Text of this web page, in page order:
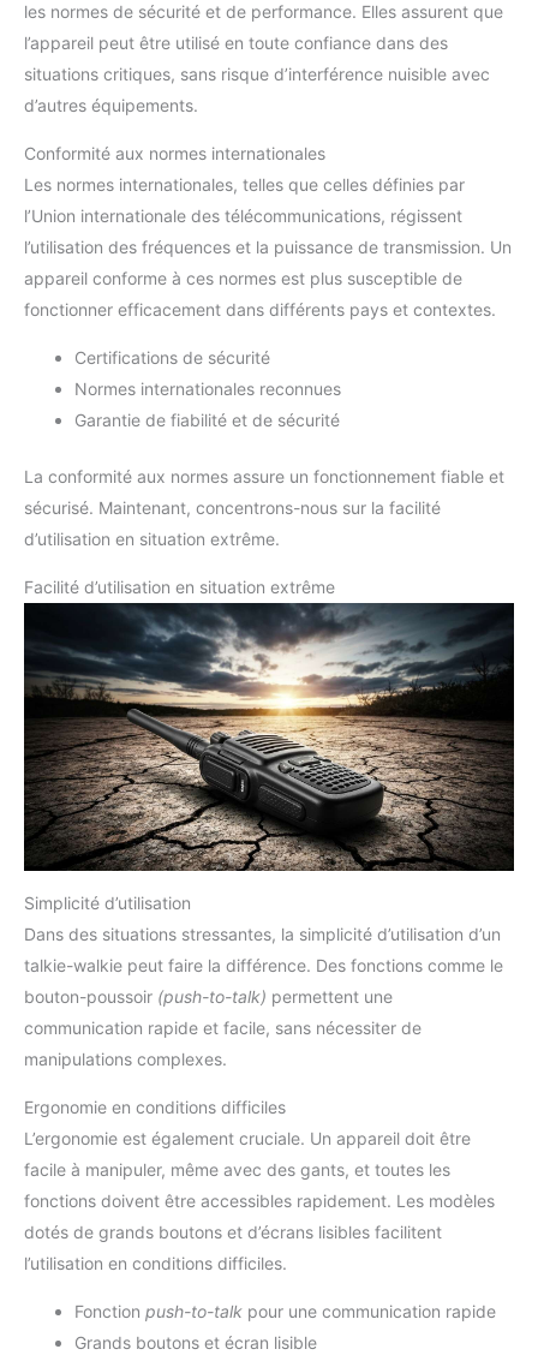
les normes de sécurité et de performance. Elles assurent que
l’appareil peut être utilisé en toute confiance dans des
situations critiques, sans risque d’interférence nuisible avec
d’autres équipements.
Conformité aux normes internationales
Les normes internationales, telles que celles définies par
l’Union internationale des télécommunications, régissent
l’utilisation des fréquences et la puissance de transmission. Un
appareil conforme à ces normes est plus susceptible de
fonctionner efficacement dans différents pays et contextes.
Certifications de sécurité
Normes internationales reconnues
Garantie de fiabilité et de sécurité
La conformité aux normes assure un fonctionnement fiable et
sécurisé. Maintenant, concentrons-nous sur la facilité
d’utilisation en situation extrême.
Facilité d’utilisation en situation extrême
Simplicité d’utilisation
Dans des situations stressantes, la simplicité d’utilisation d’un
talkie-walkie peut faire la différence. Des fonctions comme le
bouton-poussoir (push-to-talk) permettent une
communication rapide et facile, sans nécessiter de
manipulations complexes.
Ergonomie en conditions difficiles
L’ergonomie est également cruciale. Un appareil doit être
facile à manipuler, même avec des gants, et toutes les
fonctions doivent être accessibles rapidement. Les modèles
dotés de grands boutons et d’écrans lisibles facilitent
l’utilisation en conditions difficiles.
Fonction push-to-talk pour une communication rapide
Grands boutons et écran lisible